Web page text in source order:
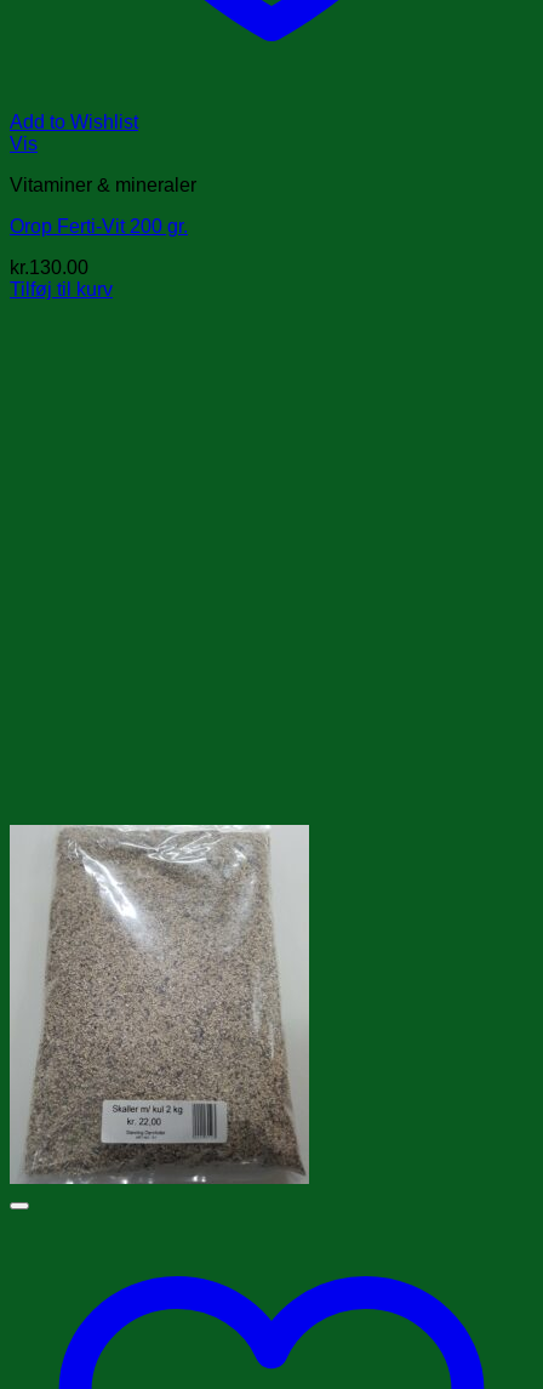
Add to Wishlist
Vis
Vitaminer & mineraler
Orop Ferti-Vit 200 gr.
kr.130.00
Tilføj til kurv